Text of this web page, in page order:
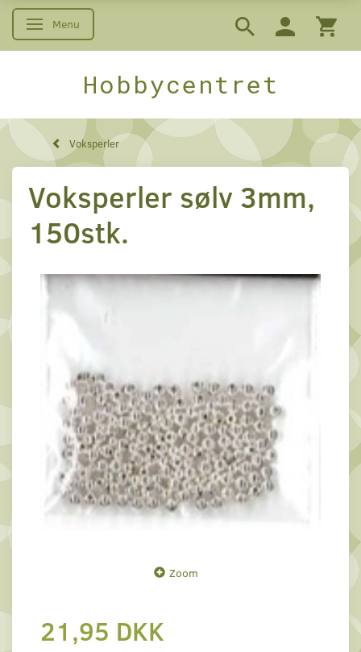
Skifte navigation
Menu
Hobbycentret
Voksperler
Voksperler sølv 3mm,
150stk.
Zoom
21,95 DKK